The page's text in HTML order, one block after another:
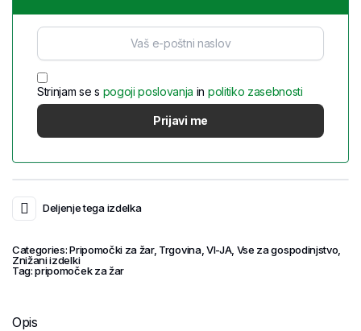
Strinjam se s pogoji poslovanja in politiko zasebnosti
Deljenje tega izdelka
Categories:Pripomočki za žar, Trgovina, VI-JA, Vse za gospodinjstvo
Znižani izdelki
Tag:pripomoček za žar
Opis